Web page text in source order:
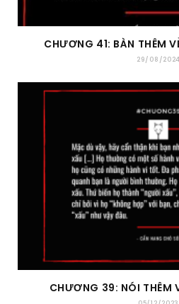
CHƯƠNG 41: BÀN THÊM
29/08/2024
CHƯƠNG 39: NÓI THÊM